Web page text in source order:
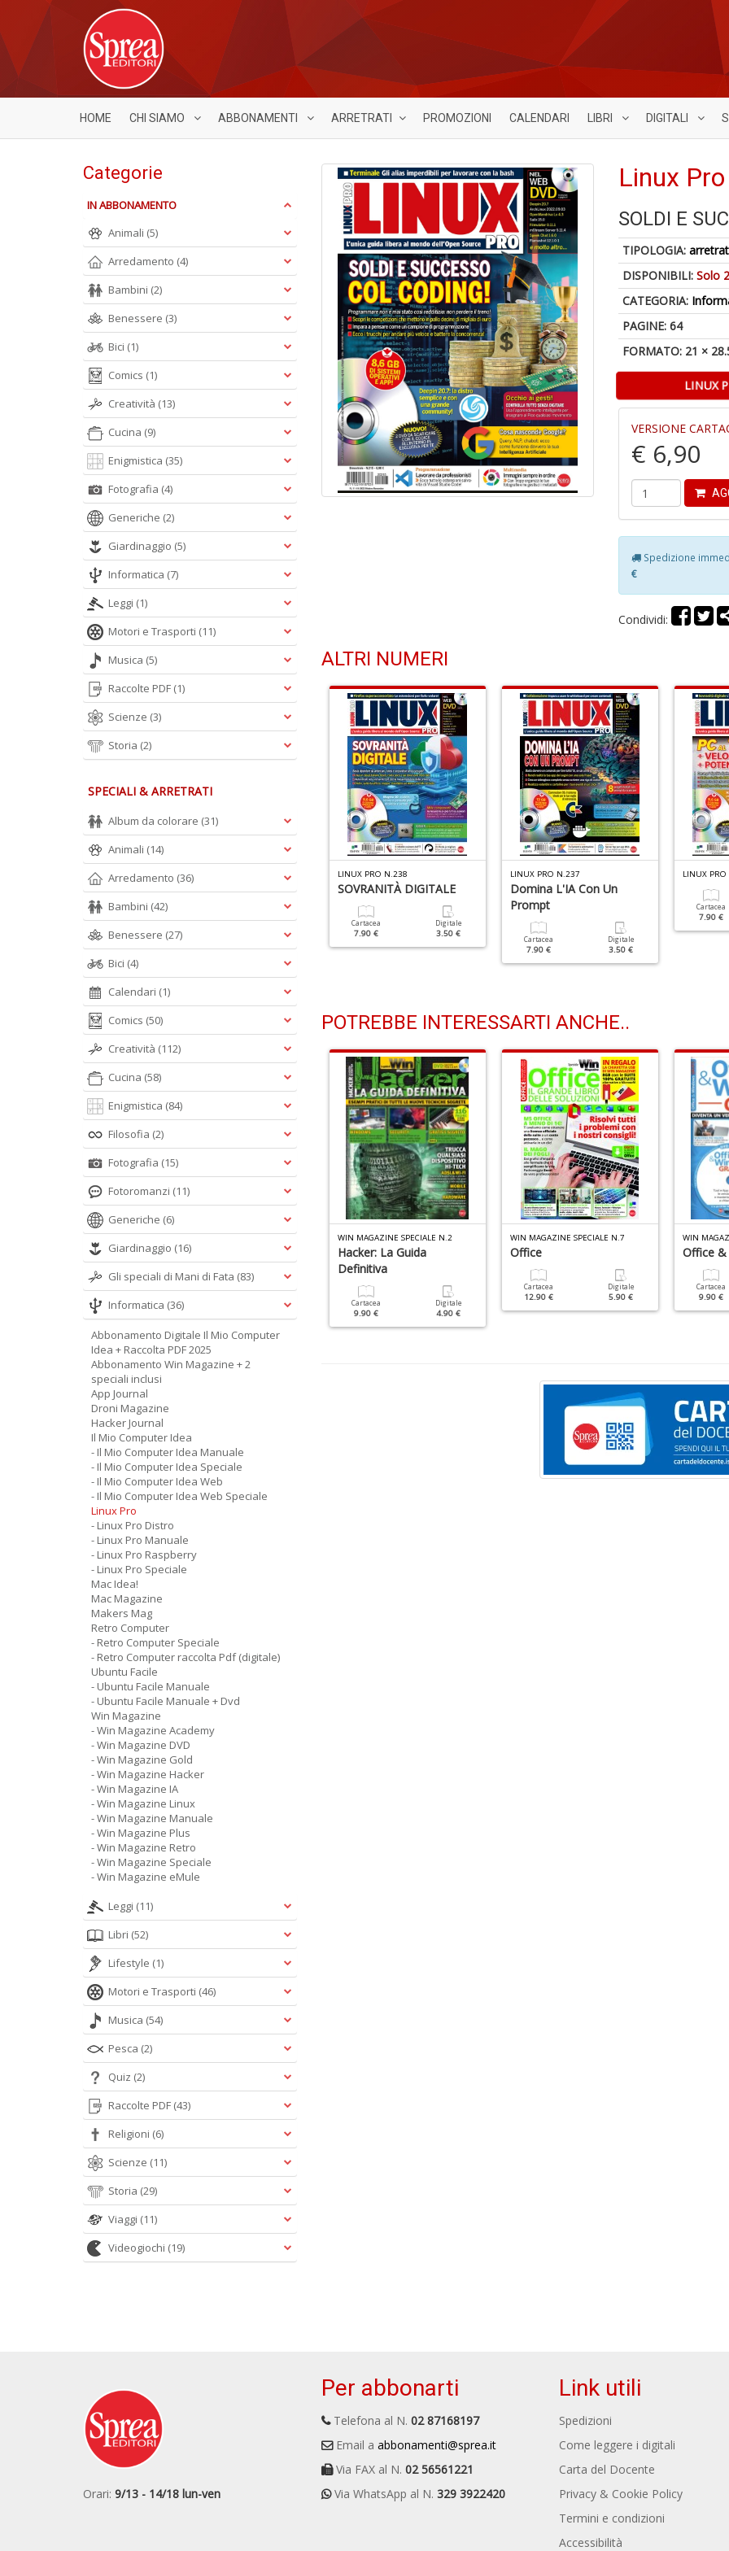
HOME CHI SIAMO ABBONAMENTI ARRETRATI PROMOZIONI CALENDARI LIBRI DIGITALI
Linux
SOLDI E
TIPOLOGIA:
DISPONIBILI:Solo
CATEGORIA:
PAGINE: 64
FORMATO: 21 ×
LINUX
VERSIONE
€ 6,90
Spedizione
€
Condividi:
ALTRI NUMERI
Big Tech Con L'IA
Digitale
3.50 €
LINUX PRO N.224
50 Trucchi Da Guru
Cartacea
7.90 €
Digitale
3.50 €
LINUX PRO N.238
SOVRANITÀ DIGITALE
Cartacea
7.90 €
Digitale
3.50 €
LINUX PRO N.237
Domina L'IA Con Un
Prompt
Cartacea
7.90 €
Digitale
3.50 €
LINUX
Cartacea
7.90 €
POTREBBE INTERESSARTI ANCHE..
COMPUTER SPECIALE N.2
7.90 €
WIN MAGAZINE MANUALE N.1
Intelligenza Artificiale
WIN MAGAZINE SPECIALE N.2
Hacker: La Guida
Definitiva
Cartacea
9.90 €
Digitale
4.90 €
WIN MAGAZINE SPECIALE N.7
Office
Cartacea
12.90 €
Digitale
5.90 €
WIN
Office &
Cartacea
9.90 €
Categorie
IN ABBONAMENTO
Animali (5)
Arredamento (4)
Bambini (2)
Benessere (3)
Bici (1)
Comics (1)
Creatività (13)
Cucina (9)
Enigmistica (35)
Fotografia (4)
Generiche (2)
Giardinaggio (5)
Informatica (7)
Leggi (1)
Motori e Trasporti (11)
Musica (5)
Raccolte PDF (1)
Scienze (3)
Storia (2)
SPECIALI & ARRETRATI
Album da colorare (31)
Animali (14)
Arredamento (36)
Bambini (42)
Benessere (27)
Bici (4)
Calendari (1)
Comics (50)
Creatività (112)
Cucina (58)
Enigmistica (84)
Filosofia (2)
Fotografia (15)
Fotoromanzi (11)
Generiche (6)
Giardinaggio (16)
Gli speciali di Mani di Fata (83)
Informatica (36)
Abbonamento Digitale Il Mio Computer
Idea + Raccolta PDF 2025
Abbonamento Win Magazine + 2
speciali inclusi
App Journal
Droni Magazine
Hacker Journal
Il Mio Computer Idea
- Il Mio Computer Idea Manuale
- Il Mio Computer Idea Speciale
- Il Mio Computer Idea Web
- Il Mio Computer Idea Web Speciale
Linux Pro
- Linux Pro Distro
- Linux Pro Manuale
- Linux Pro Raspberry
- Linux Pro Speciale
Mac Idea!
Mac Magazine
Makers Mag
Retro Computer
- Retro Computer Speciale
- Retro Computer raccolta Pdf (digitale)
Ubuntu Facile
- Ubuntu Facile Manuale
- Ubuntu Facile Manuale + Dvd
Win Magazine
- Win Magazine Academy
- Win Magazine DVD
- Win Magazine Gold
- Win Magazine Hacker
- Win Magazine IA
- Win Magazine Linux
- Win Magazine Manuale
- Win Magazine Plus
- Win Magazine Retro
- Win Magazine Speciale
- Win Magazine eMule
Leggi (11)
Libri (52)
Lifestyle (1)
Motori e Trasporti (46)
Musica (54)
Pesca (2)
Quiz (2)
Raccolte PDF (43)
Religioni (6)
Scienze (11)
Storia (29)
Viaggi (11)
Videogiochi (19)
Orari: 9/13 - 14/18 lun-ven
Per abbonarti
Telefona al N. 02 87168197
Email a abbonamenti@sprea.it
Via FAX al N. 02 56561221
Via WhatsApp al N. 329 3922420
Link utili
Spedizioni
Come leggere i digitali
Carta del Docente
Privacy & Cookie Policy
Termini e condizioni
Accessibilità